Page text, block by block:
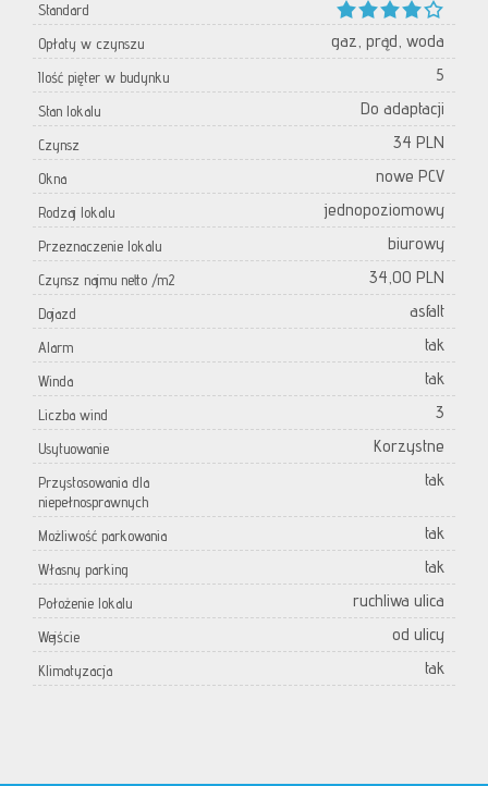
Standard
Opłaty w czynszu
gaz, prąd, woda
Ilość pięter w budynku 5
Stan lokalu Do adaptacji
Czynsz 34 PLN
Okna nowe PCV
Rodzaj lokalu jednopoziomowy
Przeznaczenie lokalu biurowy
Czynsz najmu netto /m2 34,00 PLN
Dojazd asfalt
Alarm tak
Winda tak
Liczba wind 3
Usytuowanie Korzystne
Przystosowania dla
niepełnosprawnych
tak
Możliwość parkowania tak
Własny parking tak
Położenie lokalu ruchliwa ulica
Wejście od ulicy
Klimatyzacja tak